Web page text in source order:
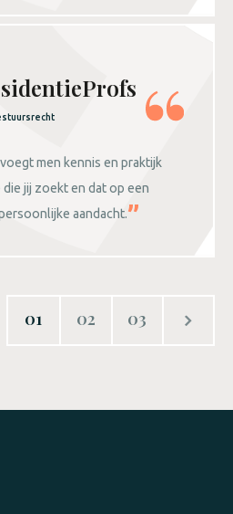
men kennis en praktijk
jij zoekt en dat op een
aandacht.
01 02 03